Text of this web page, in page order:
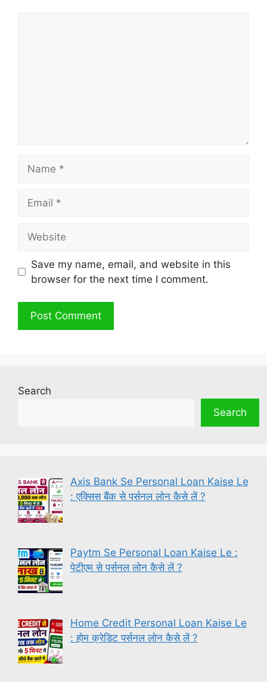
Save my name, email, and website in this
browser for the next time I comment.
Search
Search
Axis Bank Se Personal Loan Kaise Le
: एक्सिस बैंक से पर्सनल लोन कैसे लें ?
Paytm Se Personal Loan Kaise Le :
पेटीएम से पर्सनल लोन कैसे लें ?
Home Credit Personal Loan Kaise Le
: होम क्रेडिट पर्सनल लोन कैसे लें ?